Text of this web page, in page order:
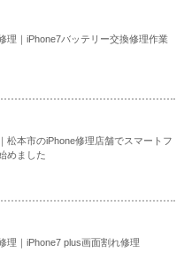
理｜iPhone7バッテリー交換修理作業
松本市のiPhone修理店舗でスマートフ
めました
理｜iPhone7 plus画面割れ修理